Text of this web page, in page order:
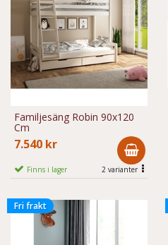
Familjesäng Robin 90x120
Cm
7.540 kr
Finns i lager 2 varianter
Fri frakt